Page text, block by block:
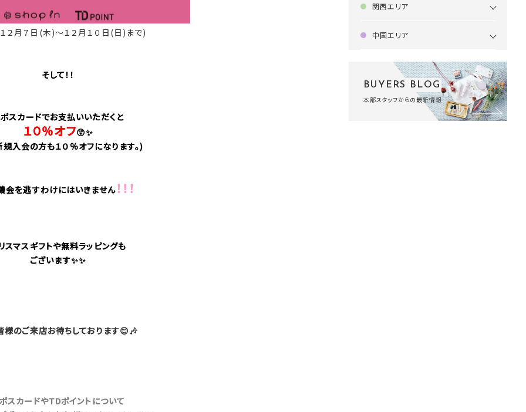
２月７日(木)～１２月１０日(日)まで)
そして！！
スカードでお支払いいただくと
１０％オフ😲✨
入会の方も１０％オフになります。)
会を逃すわけにはいきません！！！
スマスギフトや無料ラッピングも
ございます✨✨
様のご来店お待ちしております😊🎶
スカードやTDポイントについて
関西エリア
中国エリア
BUYERS BLOG
本部スタッフからの最新情報